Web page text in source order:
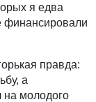
я едва
финансировали
правда:
а
на молодого